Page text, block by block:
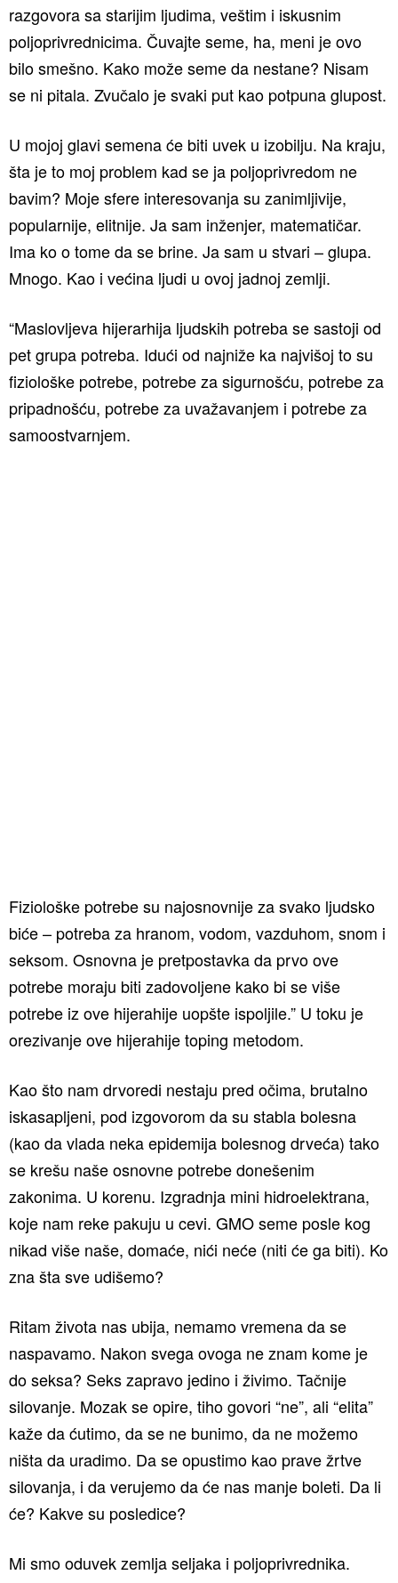
razgovora sa starijim ljudima, veštim i iskusnim
poljoprivrednicima. Čuvajte seme, ha, meni je ovo
bilo smešno. Kako može seme da nestane? Nisam
se ni pitala. Zvučalo je svaki put kao potpuna glupost.
U mojoj glavi semena će biti uvek u izobilju. Na kraju,
šta je to moj problem kad se ja poljoprivredom ne
bavim? Moje sfere interesovanja su zanimljivije,
popularnije, elitnije. Ja sam inženjer, matematičar.
Ima ko o tome da se brine. Ja sam u stvari – glupa.
Mnogo. Kao i većina ljudi u ovoj jadnoj zemlji.
“Maslovljeva hijerarhija ljudskih potreba se sastoji od
pet grupa potreba. Idući od najniže ka najvišoj to su
fiziološke potrebe, potrebe za sigurnošću, potrebe za
pripadnošću, potrebe za uvažavanjem i potrebe za
samoostvarnjem.
Fiziološke potrebe su najosnovnije za svako ljudsko
biće – potreba za hranom, vodom, vazduhom, snom i
seksom. Osnovna je pretpostavka da prvo ove
potrebe moraju biti zadovoljene kako bi se više
potrebe iz ove hijerahije uopšte ispoljile.” U toku je
orezivanje ove hijerahije toping metodom.
Kao što nam drvoredi nestaju pred očima, brutalno
iskasapljeni, pod izgovorom da su stabla bolesna
(kao da vlada neka epidemija bolesnog drveća) tako
se krešu naše osnovne potrebe donešenim
zakonima. U korenu. Izgradnja mini hidroelektrana,
koje nam reke pakuju u cevi. GMO seme posle kog
nikad više naše, domaće, nići neće (niti će ga biti). Ko
zna šta sve udišemo?
Ritam života nas ubija, nemamo vremena da se
naspavamo. Nakon svega ovoga ne znam kome je
do seksa? Seks zapravo jedino i živimo. Tačnije
silovanje. Mozak se opire, tiho govori “ne”, ali “elita”
kaže da ćutimo, da se ne bunimo, da ne možemo
ništa da uradimo. Da se opustimo kao prave žrtve
silovanja, i da verujemo da će nas manje boleti. Da li
će? Kakve su posledice?
Mi smo oduvek zemlja seljaka i poljoprivrednika.